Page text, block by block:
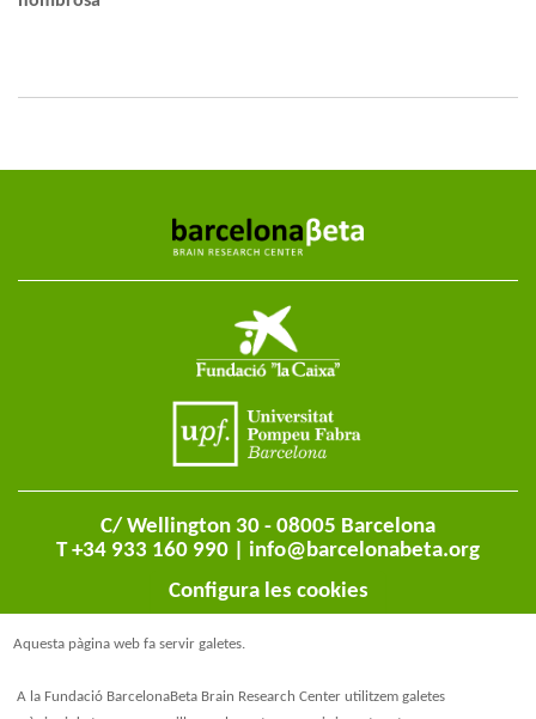
C/ Wellington 30 - 08005 Barcelona
T +34 933 160 990 | info@barcelonabeta.org
Configura les cookies
Aquesta pàgina web fa servir galetes.
A la Fundació BarcelonaBeta Brain Research Center utilitzem galetes